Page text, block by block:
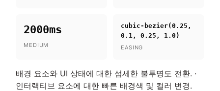
2000ms
MEDIUM
cubic-bezier(0.25,
0.1, 0.25, 1.0)
EASING
배경 요소와 UI 상태에 대한 섬세한 불투명도 전환. ·
인터랙티브 요소에 대한 빠른 배경색 및 컬러 변경.